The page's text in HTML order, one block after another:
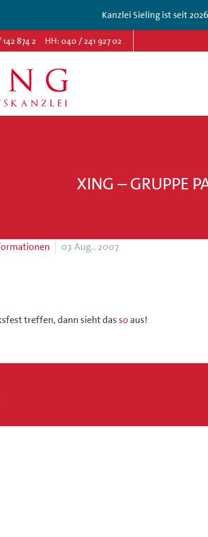
Kanzlei Sieling ist seit
142 874 2 HH: 040 / 241 927 02
XING – GRUPPE
07. Aug.. 2007
treffen, dann sieht dassoaus!